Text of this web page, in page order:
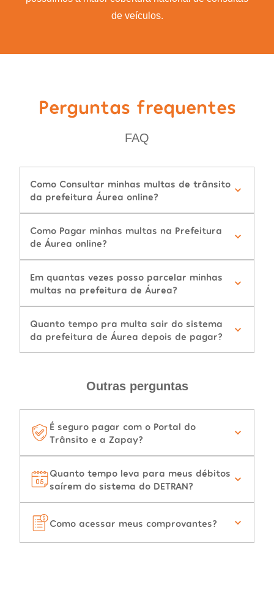
de veículos.
Perguntas frequentes
FAQ
Como Consultar minhas multas de trânsito
da prefeitura Áurea online?
Como Pagar minhas multas na Prefeitura
de Áurea online?
Em quantas vezes posso parcelar minhas
multas na prefeitura de Áurea?
Quanto tempo pra multa sair do sistema
da prefeitura de Áurea depois de pagar?
Outras perguntas
É seguro pagar com o Portal do
Trânsito e a Zapay?
Quanto tempo leva para meus débitos
saírem do sistema do DETRAN?
Como acessar meus comprovantes?